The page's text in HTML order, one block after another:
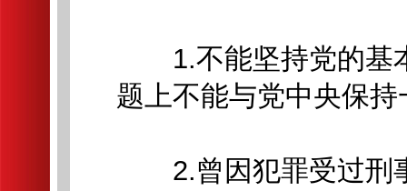
1.不能坚持党的基
题上不能与党中央保持
2.曾因犯罪受过刑